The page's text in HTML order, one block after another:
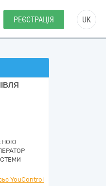
РЕЄСТРАЦІЯ UK
YouControl